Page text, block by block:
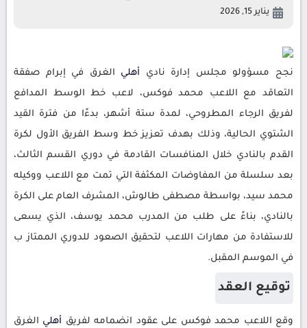
يناير 15, 2026
نجح مسؤولو مجلس إدارة نادي أهلي الغرق في إبرام صفقة
التعاقد مع اللاعب محمد فوكس، لاعب خط الوسط المدافع
لفريق الرجاء المطروحي، لمدة ستة أشهر، بدءًا من فترة القيد
الشتوي الحالية، وذلك بهدف تعزيز خط وسط الفريق الأول لكرة
القدم بالنادي خلال المنافسات القادمة في دوري القسم الثالث،
بعد سلسلة من المفاوضات المكثفة التي تمت مع اللاعب ووكيله
محمد سيد، بواسطة مصطفى طالوش، المشرف العام على الكرة
بالنادي، بناءً على طلب من المدرب محمد يوسف، الذي يسعى
للاستفادة من مهارات اللاعب لتحقيق الصعود للدوري الممتاز ب
في الموسم المقبل.
توقيع العقد
وقع اللاعب محمد فوكس على عقود انضمامه لفريق أهلي الغرق